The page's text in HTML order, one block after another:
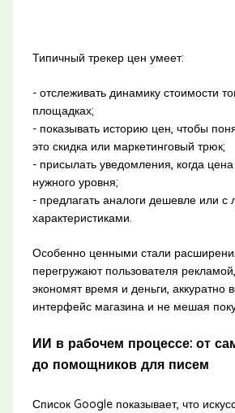
Типичный трекер цен умеет:
- отслеживать динамику стоимости
площадках;
- показывать историю цен, чтобы
это скидка или маркетинговый трюк;
- присылать уведомления, когда
нужного уровня;
- предлагать аналоги дешевле или с
характеристиками.
Особенно ценными стали
перегружают пользователя
экономят время и деньги, аккуратно
интерфейс магазина и не мешая
ИИ в рабочем процессе: от
до помощников для писем
Список Google показывает, что